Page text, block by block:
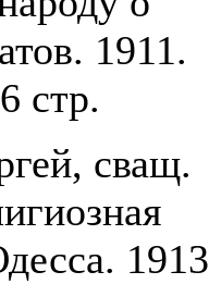
1911.
стр.
сващ.